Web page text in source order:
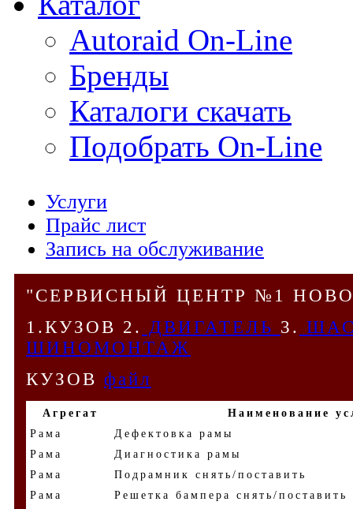
Autoraid On-Line
Бренды
Каталоги скачать
Подобрать On-Line
Услуги
Прайс лист
Запись на обслуживание
"СЕРВИСНЫЙ ЦЕНТР №1
1.КУЗОВ 2. ДВИГАТЕЛЬ 3.
ШИНОМОНТАЖ
КУЗОВ файл
Агрегат
Наименование
Рама
Дефектовка рамы
Рама
Диагностика рамы
Рама
Подрамник снять/поставить
Рама
Решетка бампера снять/поставить